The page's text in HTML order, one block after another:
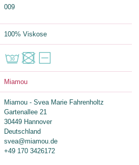
009
100% Viskose
Miamou
Miamou - Svea Marie Fahrenholtz
Gartenallee 21
30449 Hannover
Deutschland
svea@miamou.de
+49 170 3426172